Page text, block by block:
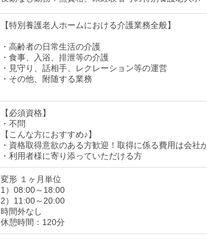
【特別養護老人ホームにおける介護業務全般】
・高齢者の日常生活の介護
・食事、入浴、排泄等の介護
・見守り、話相手、レクレーション等の運営
・その他、附随する業務
【必須資格】
・不問
【こんな方におすすめ♪】
・資格取得意欲のある方歓迎！取得に係る費用は会社
・利用者様に寄り添っていただける方
変形 １ヶ月単位
1）08:00～18:00
2）11:00～20:00
時間外なし
休憩時間：120分